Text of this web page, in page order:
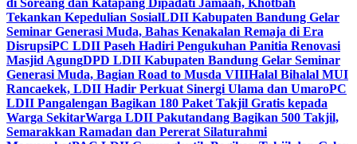
di Soreang dan Katapang Dipadati Jamaah, Khotbah
Tekankan Kepedulian SosialLDII Kabupaten Bandung Gelar
Seminar Generasi Muda, Bahas Kenakalan Remaja di Era
DisrupsiPC LDII Paseh Hadiri Pengukuhan Panitia Renovasi
Masjid AgungDPD LDII Kabupaten Bandung Gelar Seminar
Generasi Muda, Bagian Road to Musda VIIIHalal Bihalal MUI
Rancaekek, LDII Hadir Perkuat Sinergi Ulama dan UmaroPC
LDII Pangalengan Bagikan 180 Paket Takjil Gratis kepada
Warga SekitarWarga LDII Pakutandang Bagikan 500 Takjil,
Semarakkan Ramadan dan Pererat Silaturahmi